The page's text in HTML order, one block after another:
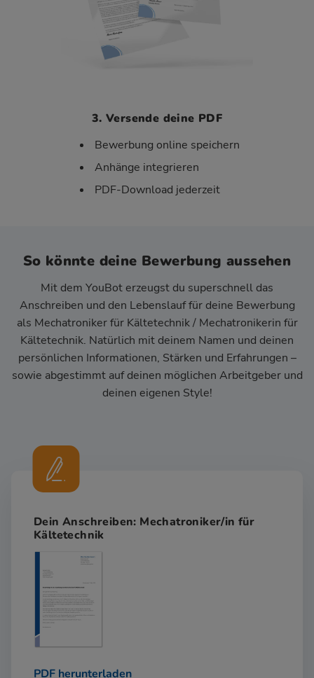
3. Versende deine PDF
Bewerbung online speichern
Anhänge integrieren
PDF-Download jederzeit
So könnte deine Bewerbung aussehen
Mit dem YouBot erzeugst du superschnell das
Anschreiben und den Lebenslauf für deine Bewerbung
als Mechatroniker für Kältetechnik / Mechatronikerin für
Kältetechnik. Natürlich mit deinem Namen und deinen
persönlichen Informationen, Stärken und Erfahrungen –
sowie abgestimmt auf deinen möglichen Arbeitgeber und
deinen eigenen Style!
Dein Anschreiben: Mechatroniker/in für
Kältetechnik
PDF herunterladen